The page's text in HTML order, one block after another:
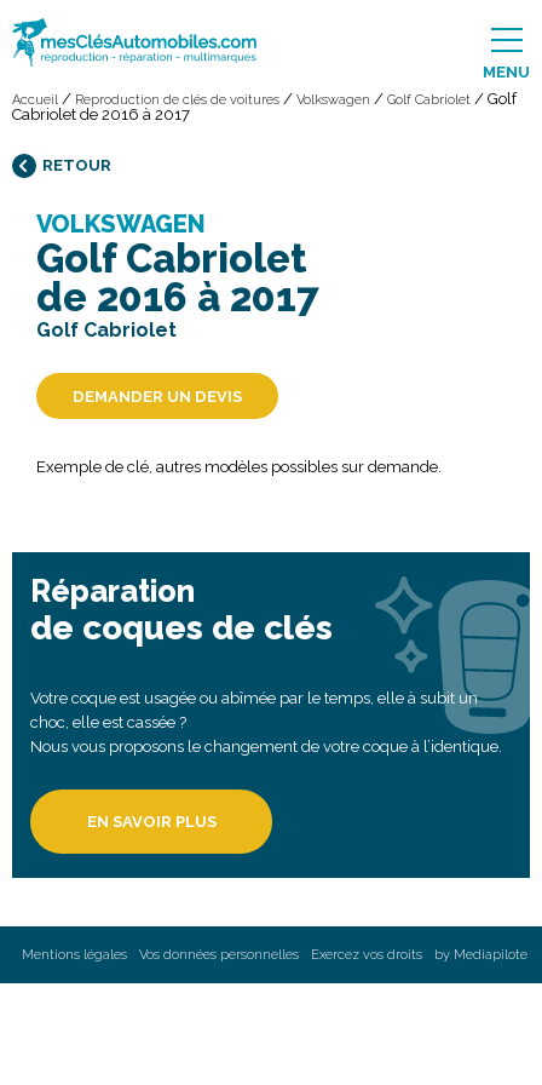
MENU
Accueil / Reproduction de clés de voitures / Volkswagen / Golf Cabriolet / Golf
Cabriolet de 2016 à 2017
RETOUR
VOLKSWAGEN
Golf Cabriolet
de 2016 à 2017
Golf Cabriolet
DEMANDER UN DEVIS
Exemple de clé, autres modèles possibles sur demande.
Réparation
de coques de clés
Votre coque est usagée ou abîmée par le temps, elle à subit un
choc, elle est cassée ?
Nous vous proposons le changement de votre coque à l’identique.
EN SAVOIR PLUS
Mentions légales Vos données personnelles Exercez vos droits by Mediapilote